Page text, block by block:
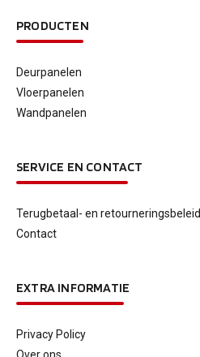
PRODUCTEN
Deurpanelen
Vloerpanelen
Wandpanelen
SERVICE EN CONTACT
Terugbetaal- en retourneringsbeleid
Contact
EXTRA INFORMATIE
Privacy Policy